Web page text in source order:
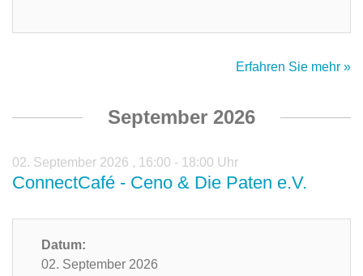
Erfahren Sie mehr »
September 2026
02. September 2026 , 16:00 - 18:00 Uhr
ConnectCafé - Ceno & Die Paten e.V.
Datum:
02. September 2026